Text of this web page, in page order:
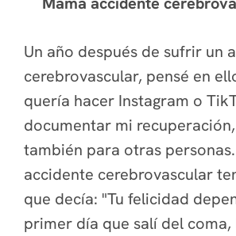
Un año después de sufrir un
cerebrovascular, pensé en
quería hacer Instagram o
documentar mi
también para otras
accidente cerebrovascular
que decía: "Tu felicidad
primer día que salí del coma,